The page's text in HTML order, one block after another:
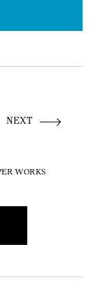
NEXT
WORKS